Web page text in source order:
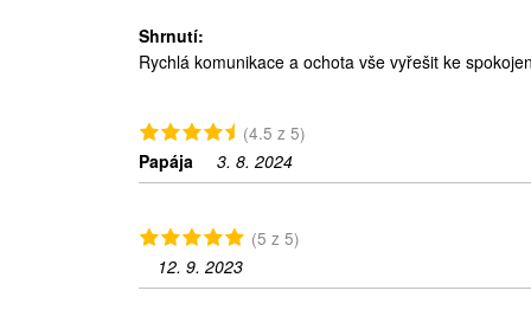
Shrnutí:
Rychlá komunikace a ochota vše vyřešit ke
(4.5 z 5)
Papája
3. 8. 2024
(5 z 5)
12. 9. 2023